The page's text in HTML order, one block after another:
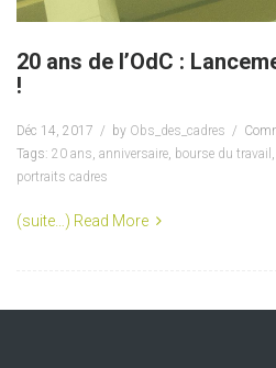
20 ans de l’OdC :
!
Déc 14, 2017 by Obs_des_cadres
Tags: 20 ans, anniversaire, bourse du travail ,
portraits cadres
(suite…) Read More